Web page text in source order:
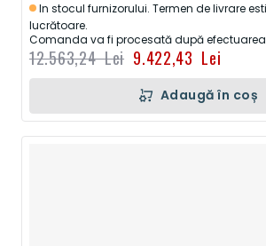
In stocul furnizorului. Termen de livrare
lucrătoare.
Comanda va fi procesată după
9.422,43 Lei
12.563,24 Lei
Adaugă în coș